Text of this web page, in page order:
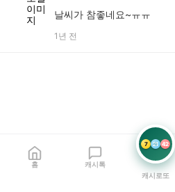
날씨가 참좋네요~ㅠㅠ
1년 전
홈 캐시톡
7 21 42
캐시로또